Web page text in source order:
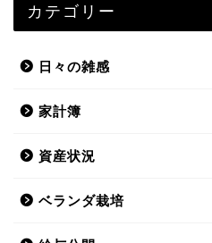
カテゴリー
日々の雑感
家計簿
資産状況
ベランダ栽培